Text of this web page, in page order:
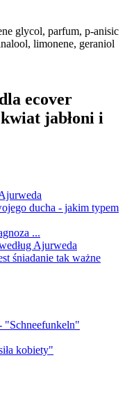
glycol, parfum, p-anisic
limonene, geraniol
ecover
jabłoni i
ducha - jakim typem
...
Ajurweda
śniadanie tak ważne
"Schneefunkeln"
kobiety"